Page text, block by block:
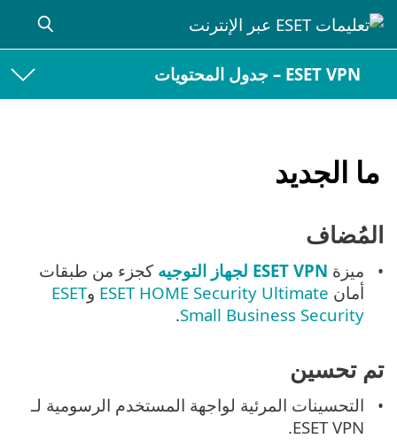
ESET VPN – جدول المحتويات
ما الجديد
المُضاف
ميزة ESET VPN لجهاز التوجيه
كجزء من طبقات
أمان ESET HOME Security Ultimate وESET
Small Business Security
.
تم تحسين
التحسينات المرئية لواجهة المستخدم الرسومية لـ
ESET VPN.